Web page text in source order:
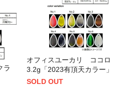
ラ
オフィスユーカリ ココロ
3.2g「2023有頂天カラー」
SOLD OUT